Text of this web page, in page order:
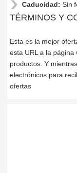
Caducidad: Sin
TÉRMINOS Y
Esta es la mejor
esta URL a la
productos. Y
electrónicos para
ofertas